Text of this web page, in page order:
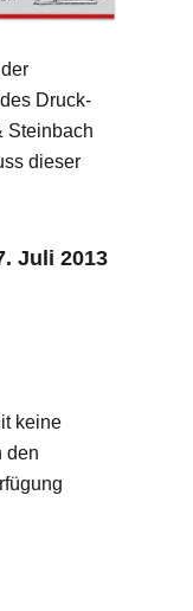
Druck-
Steinbach
dieser
Juli 2013
keine
den